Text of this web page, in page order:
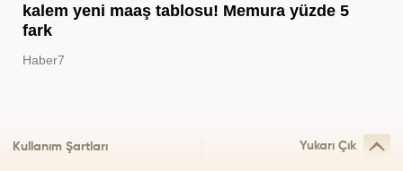
kalem yeni maaş tablosu! Memura yüzde 5
fark
Haber7
Kullanım Şartları Yukarı Çık